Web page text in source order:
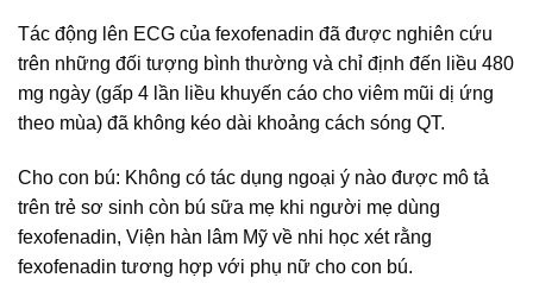
Tác động lên ECG của fexofenadin đã được nghiên cứu
trên những đối tượng bình thường và chỉ định đến liều 480
mg ngày (gấp 4 lần liều khuyến cáo cho viêm mũi dị ứng
theo mùa) đã không kéo dài khoảng cách sóng QT.
Cho con bú: Không có tác dụng ngoại ý nào được mô tả
trên trẻ sơ sinh còn bú sữa mẹ khi người mẹ dùng
fexofenadin, Viện hàn lâm Mỹ về nhi học xét rằng
fexofenadin tương hợp với phụ nữ cho con bú.